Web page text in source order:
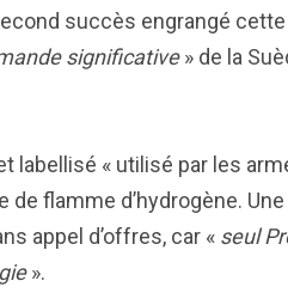
succès engrangé
significative» de la
labellisé « utilisé par les
flamme d’hydrogène.
appel d’offres, car « seul
».